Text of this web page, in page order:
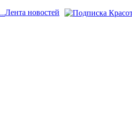
Лента новостей